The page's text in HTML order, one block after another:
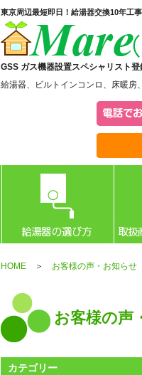
東京周辺最短即日！給湯器交換10年工
GSS ガス機器設置スペシャリスト登
給湯器、ビルトインコンロ、床暖房
HOME ＞ お客様の声・お知らせ
お客様の声
カテゴリー